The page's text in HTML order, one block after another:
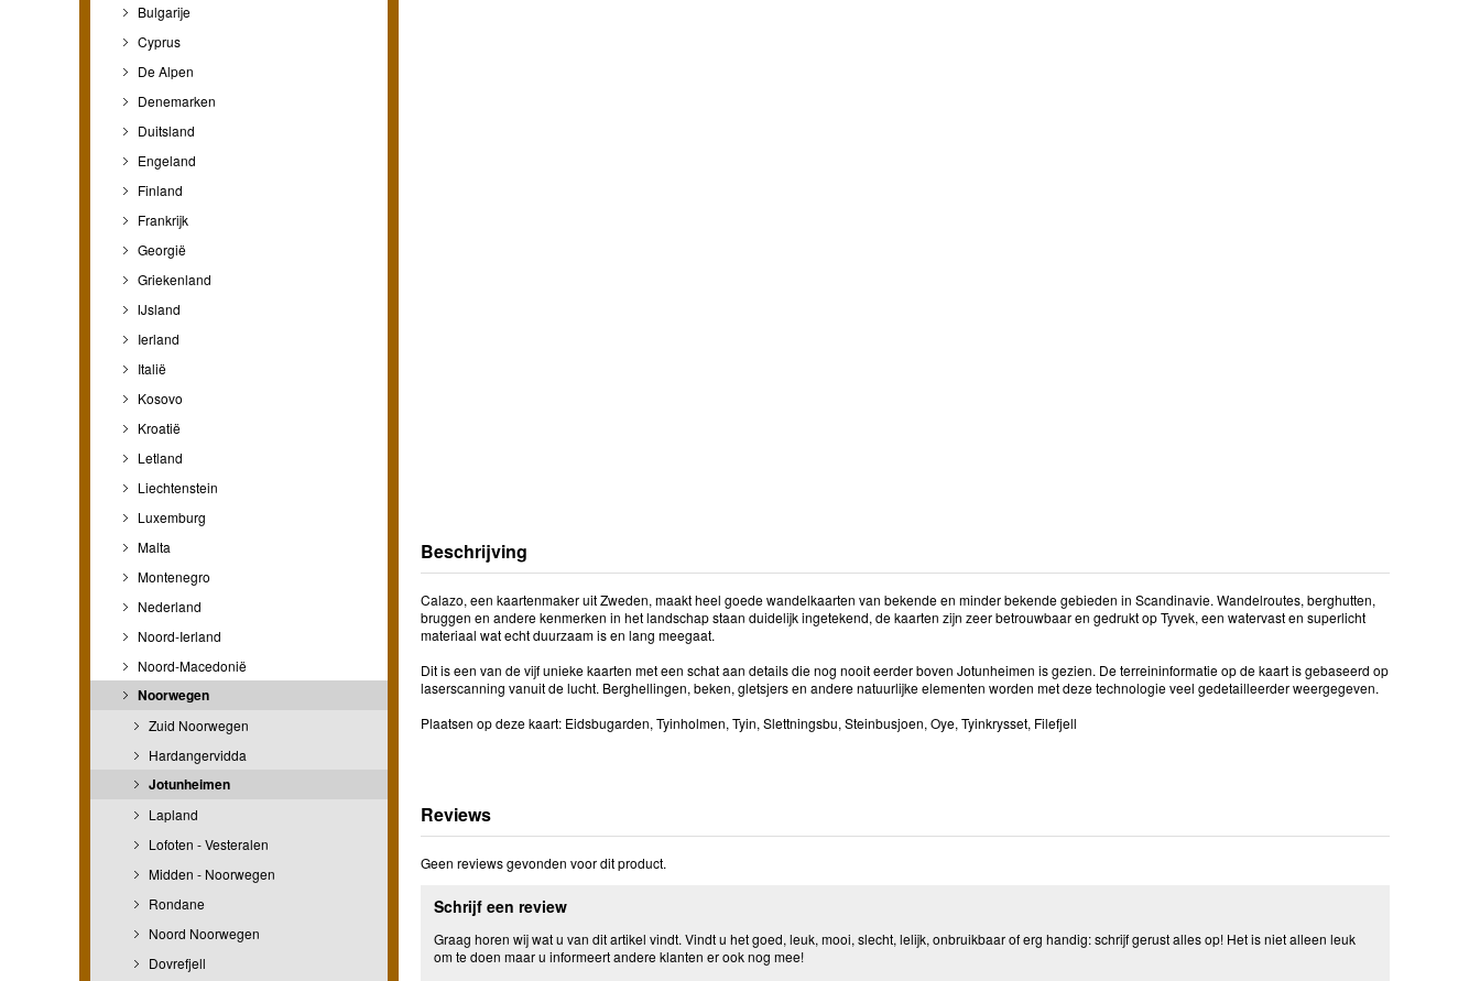
Bulgarije
Cyprus
De Alpen
Denemarken
Duitsland
Engeland
Finland
Frankrijk
Georgië
Griekenland
IJsland
Ierland
Italië
Kosovo
Kroatië
Letland
Liechtenstein
Luxemburg
Malta
Montenegro
Nederland
Noord-Ierland
Noord-Macedonië
Noorwegen
Zuid Noorwegen
Hardangervidda
Jotunheimen
Lapland
Lofoten - Vesteralen
Midden - Noorwegen
Rondane
Noord Noorwegen
Dovrefjell
Beschrijving
Calazo, een kaartenmaker uit Zweden, maakt heel goede wandelkaarten van bekende en minder bekende gebieden in Scandinavie. Wandelroutes, berghutten,
bruggen en andere kenmerken in het landschap staan duidelijk ingetekend, de kaarten zijn zeer betrouwbaar en gedrukt op Tyvek, een watervast en superlicht
materiaal wat echt duurzaam is en lang meegaat.
Dit is een van de vijf unieke kaarten met een schat aan details die nog nooit eerder boven Jotunheimen is gezien. De terreininformatie op de kaart is gebaseerd op
laserscanning vanuit de lucht. Berghellingen, beken, gletsjers en andere natuurlijke elementen worden met deze technologie veel gedetailleerder weergegeven.
Plaatsen op deze kaart: Eidsbugarden, Tyinholmen, Tyin, Slettningsbu, Steinbusjoen, Oye, Tyinkrysset, Filefjell
Reviews
Geen reviews gevonden voor dit product.
Schrijf een review
Graag horen wij wat u van dit artikel vindt. Vindt u het goed, leuk, mooi, slecht, lelijk, onbruikbaar of erg handig: schrijf gerust alles op! Het is niet alleen leuk
om te doen maar u informeert andere klanten er ook nog mee!